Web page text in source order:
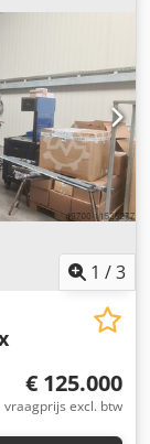
- Kan worden
of
en slijtdelen)
onderhouds- of
we maken
1 /3
€ 125.000
vraagprijs excl. btw